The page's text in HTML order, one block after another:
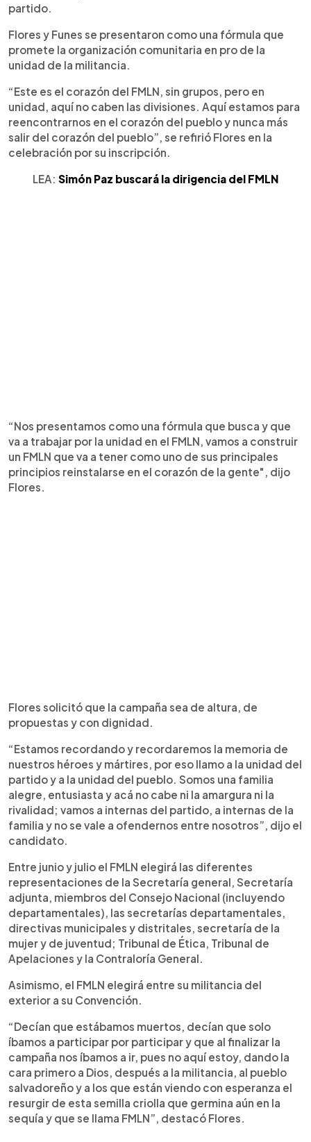
partido.
Flores y Funes se presentaron como una fórmula que
promete la organización comunitaria en pro de la
unidad de la militancia.
“Este es el corazón del FMLN, sin grupos, pero en
unidad, aquí no caben las divisiones. Aquí estamos para
reencontrarnos en el corazón del pueblo y nunca más
salir del corazón del pueblo”, se refirió Flores en la
celebración por su inscripción.
LEA: Simón Paz buscará la dirigencia del FMLN
“Nos presentamos como una fórmula que busca y que
va a trabajar por la unidad en el FMLN, vamos a construir
un FMLN que va a tener como uno de sus principales
principios reinstalarse en el corazón de la gente", dijo
Flores.
Flores solicitó que la campaña sea de altura, de
propuestas y con dignidad.
“Estamos recordando y recordaremos la memoria de
nuestros héroes y mártires, por eso llamo a la unidad del
partido y a la unidad del pueblo. Somos una familia
alegre, entusiasta y acá no cabe ni la amargura ni la
rivalidad; vamos a internas del partido, a internas de la
familia y no se vale a ofendernos entre nosotros”, dijo el
candidato.
Entre junio y julio el FMLN elegirá las diferentes
representaciones de la Secretaría general, Secretaría
adjunta, miembros del Consejo Nacional (incluyendo
departamentales), las secretarías departamentales,
directivas municipales y distritales, secretaría de la
mujer y de juventud; Tribunal de Ética, Tribunal de
Apelaciones y la Contraloría General.
Asimismo, el FMLN elegirá entre su militancia del
exterior a su Convención.
“Decían que estábamos muertos, decían que solo
íbamos a participar por participar y que al finalizar la
campaña nos íbamos a ir, pues no aquí estoy, dando la
cara primero a Dios, después a la militancia, al pueblo
salvadoreño y a los que están viendo con esperanza el
resurgir de esta semilla criolla que germina aún en la
sequía y que se llama FMLN”, destacó Flores.